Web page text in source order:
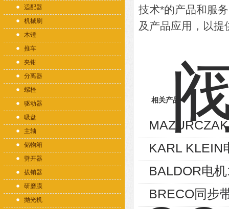
适配器
机械刷
木锤
推车
夹钳
分离器
螺栓
驱动器
吸盘
主轴
储物箱
劈开器
拔销器
研磨膜
抛光机
技术*的产品和服
及产品应用，以提
相关产品
KARL KLEIN
BALDOR电
BRECO同步